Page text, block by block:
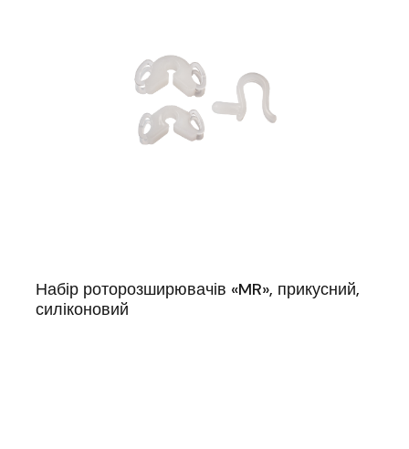
Набір роторозширювачів «MR», прикусний,
силіконовий